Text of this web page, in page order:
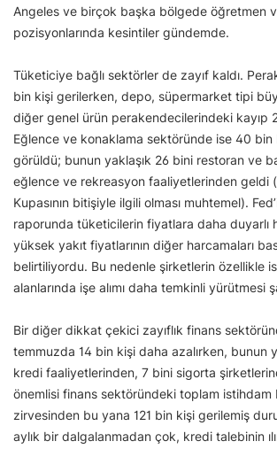
Angeles ve birçok başka bölgede öğretmen
pozisyonlarında kesintiler gündemde.
Tüketiciye bağlı sektörler de zayıf kaldı.
bin kişi gerilerken, depo, süpermarket tipi
diğer genel ürün perakendecilerindeki kayıp
Eğlence ve konaklama sektöründe ise 40 bin
görüldü; bunun yaklaşık 26 bini restoran ve
eğlence ve rekreasyon faaliyetlerinden geldi
Kupasının bitişiyle ilgili olması muhtemel).
raporunda tüketicilerin fiyatlara daha duyarlı
yüksek yakıt fiyatlarının diğer harcamaları
belirtiliyordu. Bu nedenle şirketlerin özellikle
alanlarında işe alımı daha temkinli yürütmesi
Bir diğer dikkat çekici zayıflık finans
temmuzda 14 bin kişi daha azalırken, bunun
kredi faaliyetlerinden, 7 bini sigorta
önemlisi finans sektöründeki toplam istihdam
zirvesinden bu yana 121 bin kişi gerilemiş
aylık bir dalgalanmadan çok, kredi talebinin